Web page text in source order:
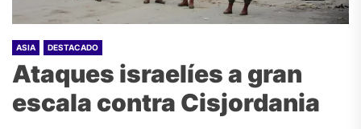
ASIA DESTACADO
Ataques israelíes a gran
escala contra Cisjordania